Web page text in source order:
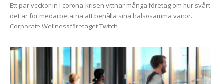
Ett par veckor in i corona-krisen vittnar många företag om hur svårt
det är för medarbetarna att behålla sina hälsosamma vanor.
Corporate Wellnessföretaget Twitch...